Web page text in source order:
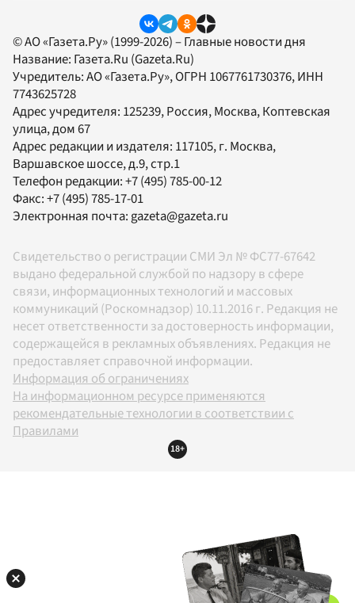
© АО «Газета.Ру» (1999-2026) – Главные новости дня
Название: Газета.Ru (Gazeta.Ru)
Учредитель:АО «Газета.Ру», ОГРН 1067761730376, ИНН
7743625728
Адрес учредителя: 125239, Россия, Москва, Коптевская
улица, дом 67
Адрес редакции и издателя: 117105, г. Москва,
Варшавское шоссе, д.9, стр.1
Телефон редакции:+7 (495) 785-00-12
Факс:+7 (495) 785-17-01
Электронная почта:gazeta@gazeta.ru
Свидетельство о регистрации СМИ Эл № ФС77-67642
выдано федеральной службой по надзору в сфере
связи, информационных технологий и массовых
коммуникаций (Роскомнадзор) 10.11.2016 г. Редакция не
несет ответственности за достоверность информации,
содержащейся в рекламных объявлениях. Редакция не
предоставляет справочной информации.
Информация об ограничениях
На информационном ресурсе применяются
рекомендательные технологии в соответствии с
Правилами
18+